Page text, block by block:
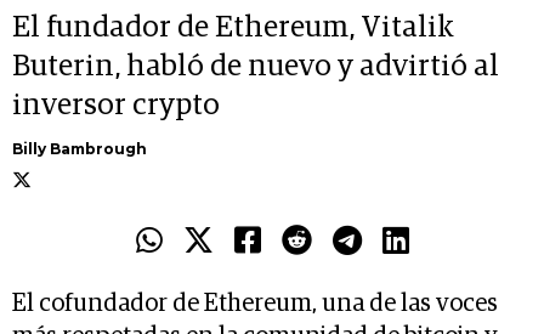
El fundador de Ethereum, Vitalik
Buterin, habló de nuevo y advirtió al
inversor crypto
Billy Bambrough
El cofundador de Ethereum, una de las voces